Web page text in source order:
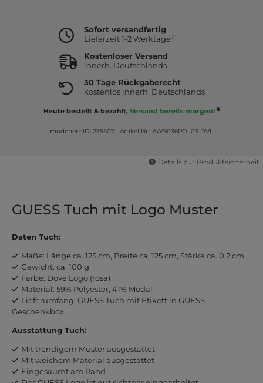
Sofort versandfertig
Lieferzeit 1-2 Werktage7
Kostenloser Versand
innerh. Deutschlands
30 Tage Rückgaberecht
kostenlos innerh. Deutschlands
Heute bestellt & bezahlt, Versand bereits morgen! 8
modeherz ID: 235507 Artikel Nr.: AW9036POL03 DVL
Details zur Produktsicherheit
GUESS Tuch mit Logo Muster
Daten Tuch:
Maße: Länge ca. 125 cm, Breite ca. 125 cm, Stärke ca. 0,2 cm
Gewicht: ca. 100 g
Farbe: Dove Logo (rosa)
Material: 59% Polyester, 41% Modal
Lieferumfang: GUESS Tuch mit Etikett in GUESS
Geschenkbox
Ausstattung Tuch:
Mit trendigem Muster ausgestattet
Mit weichem Material ausgestattet
Eingesäumt am Rand